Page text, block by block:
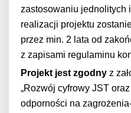
zastosowaniu jednolitych
realizacji projektu
przez min. 2 lata od
z zapisami regulaminu
Projekt jest zgodny z
„Rozwój cyfrowy JST
odporności na